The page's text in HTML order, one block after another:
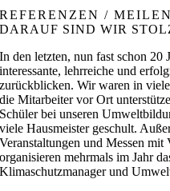
REFERENZEN /
DARAUF SIND WIR
In den letzten, nun fast schon 20
interessante, lehrreiche und
zurückblicken. Wir waren in
die Mitarbeiter vor Ort
Schüler bei unseren
viele Hausmeister geschult.
Veranstaltungen und Messen
organisieren mehrmals im Jahr
Klimaschutzmanager und